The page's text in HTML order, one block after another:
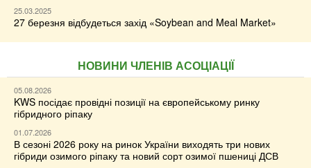
25.03.2025
27 березня відбудеться захід «Soybean and Meal Market»
НОВИНИ ЧЛЕНІВ АСОЦІАЦІЇ
05.08.2026
KWS посідає провідні позиції на європейському ринку
гібридного ріпаку
01.07.2026
В сезоні 2026 року на ринок України виходять три нових
гібриди озимого ріпаку та новий сорт озимої пшениці ДСВ